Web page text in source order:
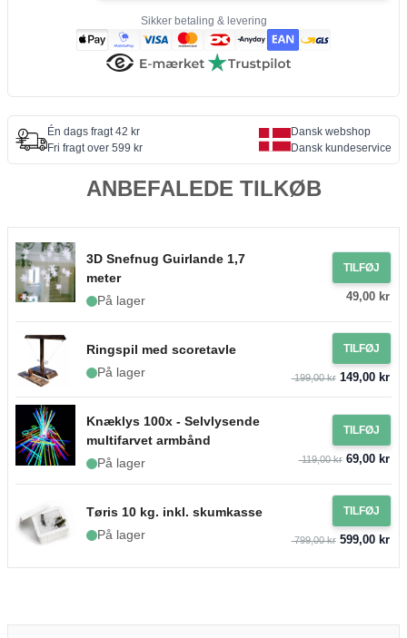
Sikker betaling & levering
Én dags fragt 42 kr
Fri fragt over 599 kr
Dansk webshop
Dansk kundeservice
ANBEFALEDE TILKØB
3D Snefnug Guirlande 1,7
meter
På lager
TILFØJ
49,00 kr
Ringspil med scoretavle
På lager
TILFØJ
199,00 kr149,00 kr
Knæklys 100x - Selvlysende
multifarvet armbånd
På lager
TILFØJ
119,00 kr69,00 kr
Tøris 10 kg. inkl. skumkasse
På lager
TILFØJ
799,00 kr599,00 kr